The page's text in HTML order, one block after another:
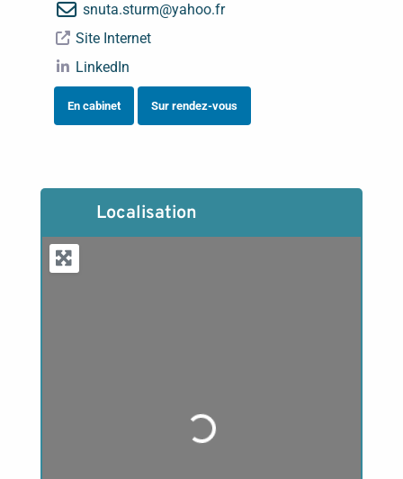
snuta.sturm@yahoo.fr
Site Internet
LinkedIn
En cabinet Sur rendez-vous
Localisation
Loading...